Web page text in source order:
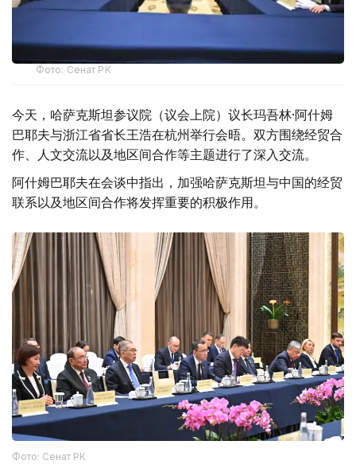
Фото: Сенат РК
今天，哈萨克斯坦参议院（议会上院）议长玛吾林·阿什姆
巴耶夫与浙江省省长王浩在杭州举行会晤。双方围绕经贸合
作、人文交流以及地区间合作等主题进行了深入交流。
阿什姆巴耶夫在会谈中指出，加强哈萨克斯坦与中国的经贸
联系以及地区间合作将发挥重要的积极作用。
Фото: Сенат РК